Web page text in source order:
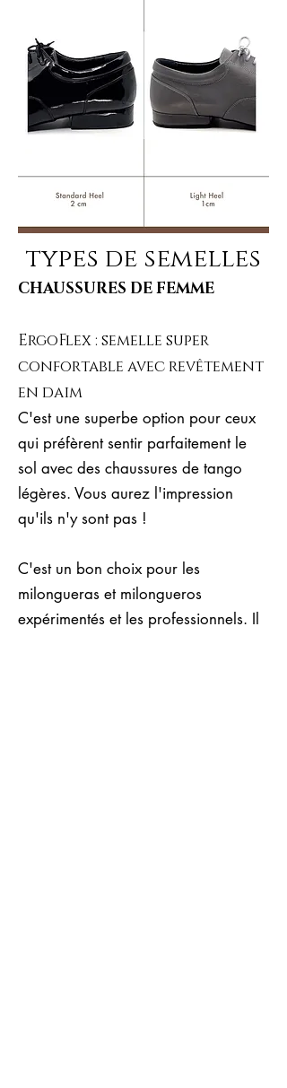
types de semelles
CHAUSSURES DE FEMME
ErgoFlex : semelle super
confortable avec revêtement
en daim
C'est une superbe option pour ceux
qui préfèrent sentir parfaitement le
sol avec des chaussures de tango
légères. Vous aurez l'impression
qu'ils n'y sont pas !
C'est un bon choix pour les
milongueras et milongueros
expérimentés et les professionnels. Il